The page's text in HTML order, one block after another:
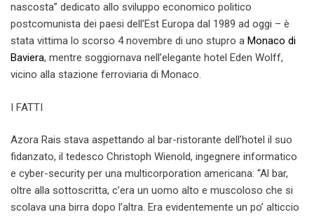
nascosta” dedicato allo sviluppo economico politico
postcomunista dei paesi dell’Est Europa dal 1989 ad oggi – è
stata vittima lo scorso 4 novembre di uno stupro a Monaco di
Baviera, mentre soggiornava nell’elegante hotel Eden Wolff,
vicino alla stazione ferroviaria di Monaco.
I FATTI
Azora Rais stava aspettando al bar-ristorante dell’hotel il suo
fidanzato, il tedesco Christoph Wienold, ingegnere informatico
e cyber-security per una multicorporation americana: “Al bar,
oltre alla sottoscritta, c’era un uomo alto e muscoloso che si
scolava una birra dopo l’altra. Era evidentemente un po’ alticcio